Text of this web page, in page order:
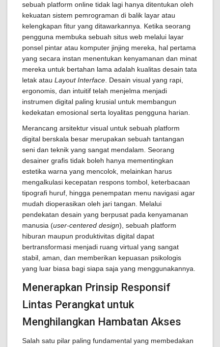
sebuah platform online tidak lagi hanya ditentukan oleh
kekuatan sistem pemrograman di balik layar atau
kelengkapan fitur yang ditawarkannya. Ketika seorang
pengguna membuka sebuah situs web melalui layar
ponsel pintar atau komputer jinjing mereka, hal pertama
yang secara instan menentukan kenyamanan dan minat
mereka untuk bertahan lama adalah kualitas desain tata
letak atau Layout Interface . Desain visual yang rapi,
ergonomis, dan intuitif telah menjelma menjadi
instrumen digital paling krusial untuk membangun
kedekatan emosional serta loyalitas pengguna harian.
Merancang arsitektur visual untuk sebuah platform
digital berskala besar merupakan sebuah tantangan
seni dan teknik yang sangat mendalam. Seorang
desainer grafis tidak boleh hanya mementingkan
estetika warna yang mencolok, melainkan harus
mengalkulasi kecepatan respons tombol, keterbacaan
tipografi huruf, hingga penempatan menu navigasi agar
mudah dioperasikan oleh jari tangan. Melalui
pendekatan desain yang berpusat pada kenyamanan
manusia (user-centered design), sebuah platform
hiburan maupun produktivitas digital dapat
bertransformasi menjadi ruang virtual yang sangat
stabil, aman, dan memberikan kepuasan psikologis
yang luar biasa bagi siapa saja yang menggunakannya.
Menerapkan Prinsip Responsif
Lintas Perangkat untuk
Menghilangkan Hambatan Akses
Salah satu pilar paling fundamental yang membedakan